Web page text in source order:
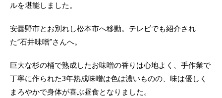
ルを堪能しました。
安曇野市とお別れし松本市へ移動。テレビでも紹介され
た“石井味噌”さんへ。
巨大な杉の桶で熟成したお味噌の香りは心地よく、手作業で
丁寧に作られた3年熟成味噌は色は濃いものの、味は優しく
まろやかで身体が喜ぶ昼食となりました。